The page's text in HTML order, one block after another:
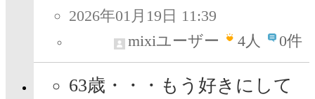
2026年01月19日 11:39
mixiユーザー
4人 0件
63歳・・・もう好きにして